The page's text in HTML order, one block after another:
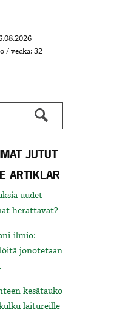
/ vecka: 32
JUTUT
ARTIKLAR
uudet
herättävät?
ilmiö:
jonotetaan
kesätauko
laitureille